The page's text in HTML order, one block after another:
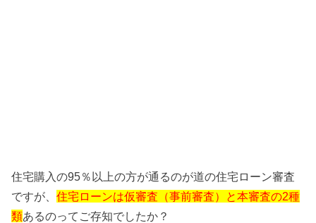
住宅購入の95％以上の方が通るのが道の住宅ローン審査
ですが、住宅ローンは仮審査（事前審査）と本審査の2種
類あるのってご存知でしたか？